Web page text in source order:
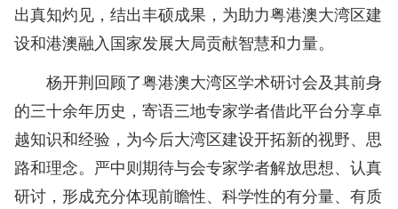
出真知灼见，结出丰硕成果，为助力粤港澳大湾区建
设和港澳融入国家发展大局贡献智慧和力量。
杨开荆回顾了粤港澳大湾区学术研讨会及其前身
的三十余年历史，寄语三地专家学者借此平台分享卓
越知识和经验，为今后大湾区建设开拓新的视野、思
路和理念。 严中则期待与会专家学者解放思想、认真
研讨，形成充分体现前瞻性、科学性的有分量、有质